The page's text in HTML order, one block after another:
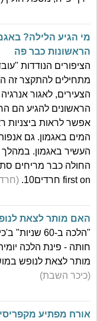
מי הגיע הלילה?
הראשונות כבר פה
הציפורים הנודדות
מתחילים להתקצר זה
הצעירים, לאגור
הראשונים להגיע הם
אפשר לראות ביצניות
המים באגמון. גם
first on חרדים10.
(חרדים 10
האם מותר לצאת
"הלכה ב-60
חותה - פינת הלכה
מותר לצאת לנופש
(כיכר השבת)